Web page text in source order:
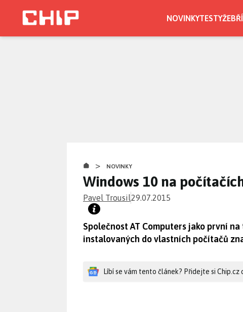
NOVINKYTESTY
> NOVINKY
Windows 10 na
Pavel Trousil29.07.2015
Společnost AT Computers jako první
instalovaných do vlastních počítačů
Líbí se vám tento článek? Přidejte si Chip.cz